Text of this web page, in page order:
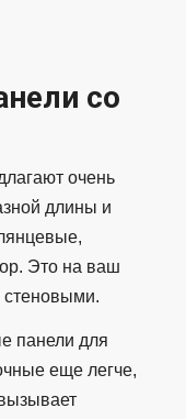
со
очень
длины и
Это на ваш
стеновыми.
панели для
еще легче,